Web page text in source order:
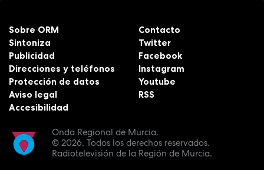
Onda Regional de Murcia.
© 2026. Todos los derechos reservados.
Radiotelevisión de la Región de Murcia.
Sobre ORM
Sintoniza
Publicidad
Direcciones y teléfonos
Protección de datos
Aviso legal
Accesibilidad
Contacto
Twitter
Facebook
Instagram
Youtube
RSS